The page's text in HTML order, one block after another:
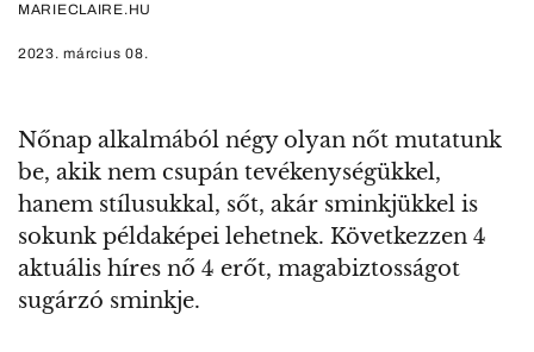
MARIECLAIRE.HU
2023. március 08.
Nőnap alkalmából négy olyan nőt mutatunk
be, akik nem csupán tevékenységükkel,
hanem stílusukkal, sőt, akár sminkjükkel is
sokunk példaképei lehetnek. Következzen 4
aktuális híres nő 4 erőt, magabiztosságot
sugárzó sminkje.